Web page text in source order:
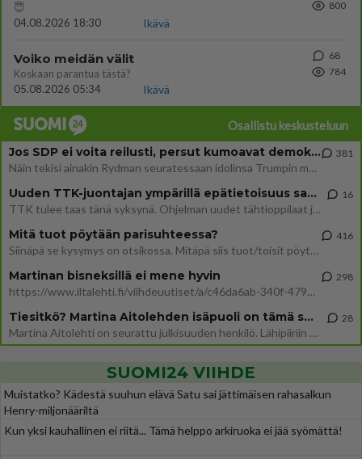
😇
04.08.2026 18:30
Ikävä
800
Voiko meidän välit
Koskaan parantua tästä?
05.08.2026 05:34
Ikävä
68
784
Osallistu keskusteluun
Jos SDP ei voita reilusti, persut kumoavat demokratian Suomesta
Näin tekisi ainakin Rydman seuratessaan idolinsa Trumpin mallia https://www.is.fi/politiikka/art-2000012187244.html
381
Uuden TTK-juontajan ympärillä epätietoisuus sakenee - Nyt MTV hämmentää soppaa
TTK tulee taas tänä syksynä. Ohjelman uudet tähtioppilaat julkistetaan torstaina 6. elokuuta klo 14 alkavassa lehdistö
16
Mitä tuot pöytään parisuhteessa?
Siinäpä se kysymys on otsikossa. Mitäpä siis tuot/toisit pöytään parisuhteessa? Oletko mies vai nainen? Koetko sen mitä
416
Martinan bisneksillä ei mene hyvin
https://www.iltalehti.fi/viihdeuutiset/a/c46da6ab-340f-4790-aaa7-0865eed2336 Yrityksen konkurssihakemus on tullut kärä
298
Tiesitkö? Martina Aitolehden isäpuoli on tämä suosittu laulaja
Martina Aitolehti on seurattu julkisuuden henkilö. Lähipiiriin mahtuu muitakin tunnettuja henkilöitä. Tiesitkö, että Ma
28
SUOMI24 VIIHDE
Muistatko? Kädestä suuhun elävä Satu sai jättimäisen rahasalkun
Henry-miljonääriltä
Kun yksi kauhallinen ei riitä... Tämä helppo arkiruoka ei jää syömättä!